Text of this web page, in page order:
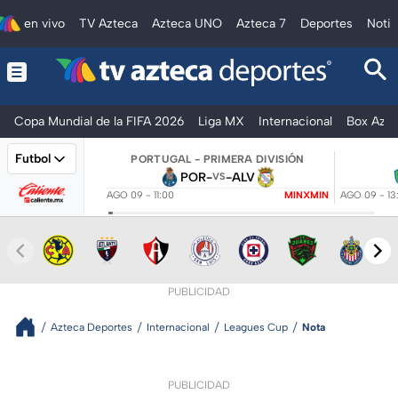
en vivo TV Azteca Azteca UNO Azteca 7 Deportes
Copa Mundial de la FIFA 2026 Liga MX Internacional Box
Futbol PORTUGAL - PRIMERA DIVISIÓN
POR-VS-ALV
AGO 09 - 11:00 MINXMIN AGO 09 -
PUBLICIDAD
Azteca Deportes Internacional Leagues Cup Nota
PUBLICIDAD